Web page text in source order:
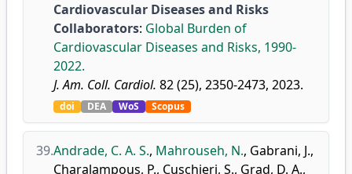
Cardiovascular Diseases and Risks
Collaborators: Global Burden of
Cardiovascular Diseases and Risks, 1990-
2022.
J. Am. Coll. Cardiol. 82 (25), 2350-2473, 2023.
doi DEA WoS Scopus
39.Andrade, C. A. S., Mahrouseh, N., Gabrani, J.,
Charalampous, P., Cuschieri, S., Grad, D. A.,